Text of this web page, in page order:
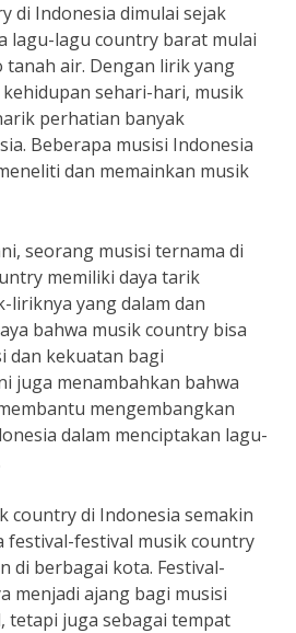
di Indonesia dimulai sejak
lagu-lagu country barat mulai
air. Dengan lirik yang
sehari-hari, musik
perhatian banyak
Beberapa musisi Indonesia
dan memainkan musik
seorang musisi ternama di
memiliki daya tarik
yang dalam dan
bahwa musik country bisa
dan kekuatan bagi
juga menambahkan bahwa
mengembangkan
dalam menciptakan lagu-
country di Indonesia semakin
festival-festival musik country
di berbagai kota. Festival-
menjadi ajang bagi musisi
tetapi juga sebagai tempat